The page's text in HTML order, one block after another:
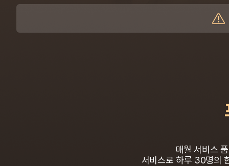
매월 서비스
서비스로 하루 30명의